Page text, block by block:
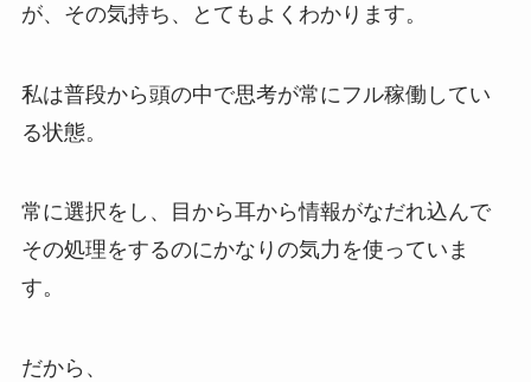
が、その気持ち、とてもよくわかります。
私は普段から頭の中で思考が常にフル稼働してい
る状態。
常に選択をし、目から耳から情報がなだれ込んで
その処理をするのにかなりの気力を使っていま
す。
だから、